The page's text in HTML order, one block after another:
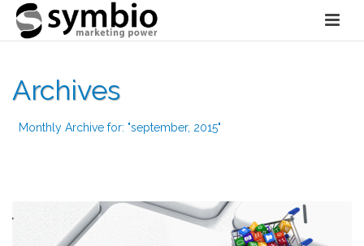
Archives
Monthly Archive for: "september, 2015"